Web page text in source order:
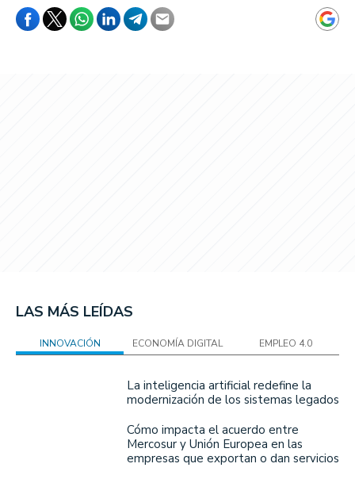
LAS MÁS LEÍDAS
INNOVACIÓN ECONOMÍA DIGITAL EMPLEO 4.0
La inteligencia artificial redefine la
modernización de los sistemas legados
Cómo impacta el acuerdo entre
Mercosur y Unión Europea en las
empresas que exportan o dan servicios